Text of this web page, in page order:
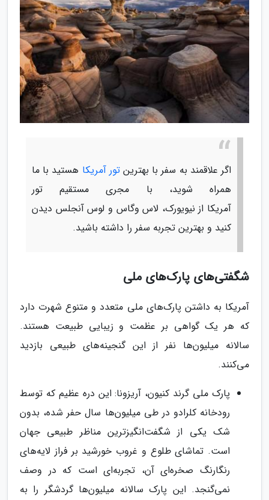
اگر علاقمند به سفر با بهترینتور آمریکا هستید با ما
همراه شوید، با مجری مستقیم تور
آمریکا از نیویورک، لاس وگاس و لوس آنجلس دیدن
کنید و بهترین تجربه سفر را داشته باشید.
شگفتی‌های پارک‌های ملی
آمریکا به داشتن پارک‌های ملی متعدد و متنوع شهرت دارد
که هر یک گواهی بر عظمت و زیبایی طبیعت هستند.
سالانه میلیون‌ها نفر از این گنجینه‌های طبیعی بازدید
می‌کنند.
پارک ملی گرند کنیون، آریزونا: این دره عظیم که توسط
رودخانه کلرادو در طی میلیون‌ها سال حفر شده، بدون
شک یکی از شگفت‌انگیزترین مناظر طبیعی جهان
است. تماشای طلوع و غروب خورشید بر فراز لایه‌های
رنگارنگ صخره‌ای آن، تجربه‌ای است که در وصف
نمی‌گنجد. این پارک سالانه میلیون‌ها گردشگر را به